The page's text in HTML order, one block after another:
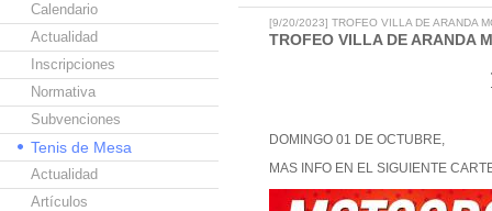
Calendario
Actualidad
Inscripciones
Normativa
Subvenciones
Tenis de Mesa
Actualidad
Artículos
[9/20/2023] TROFEO VILLA DE ARANDA
TROFEO VILLA DE ARANDA
DOMINGO 01 DE OCTUBRE,
MAS INFO EN EL SIGUIENTE